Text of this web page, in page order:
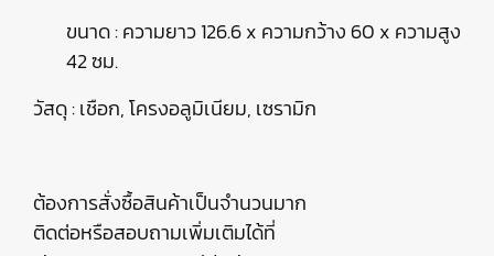
ขนาด : ความยาว 126.6 x ความกว้าง 60 x ความสูง
42 ซม.
วัสดุ : เชือก, โครงอลูมิเนียม, เซรามิก
ต้องการสั่งซื้อสินค้าเป็นจำนวนมาก
ติดต่อหรือสอบถามเพิ่มเติมได้ที่